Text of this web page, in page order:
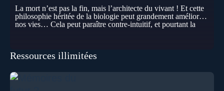
La mort n’est pas la fin, mais l’architecte du vivant ! Et cette
philosophie héritée de la biologie peut grandement améliorer
nos vies… Cela peut paraître contre-intuitif, et pourtant la
se construisent grâce à des milliers de morts cellulaires
effacements nécessaires façonnent la vie elle-même. À toutes
les échelles, la mort apparaît moins comme une rupture que
Ressources illimitées